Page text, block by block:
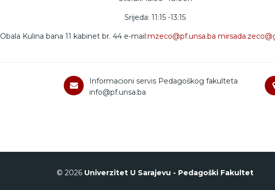
Srijeda: 11:15 -13:15
Obala Kulina bana 11 kabinet br. 44 e-mail:mzeco@pf.unsa.ba
Informacioni servis Pedagoškog fakulteta
info@pf.unsa.ba
© 2026 Univerzitet U Sarajevu - Pedagoški Fakultet